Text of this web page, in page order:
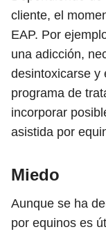
cliente, el
EAP. Por
una adicción,
desintoxicarse y
programa de
incorporar
asistida por
Miedo
Aunque se ha
por equinos es